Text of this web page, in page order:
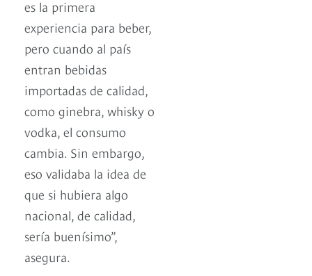
es la primera
experiencia para beber,
pero cuando al país
entran bebidas
importadas de calidad,
como ginebra, whisky o
vodka, el consumo
cambia. Sin embargo,
eso validaba la idea de
que si hubiera algo
nacional, de calidad,
sería buenísimo”,
asegura.